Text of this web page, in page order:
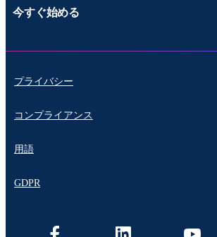
今すぐ始める
プライバシー
コンプライアンス
用語
GDPR